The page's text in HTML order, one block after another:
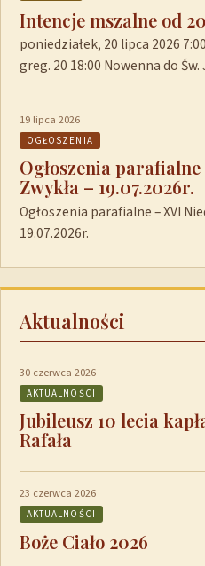
Intencje mszalne od
poniedziałek, 20 lipca 2026
greg. 20 18:00 Nowenna do
19 lipca 2026
OGŁOSZENIA
Ogłoszenia
Zwykła – 19.07.2026r.
Ogłoszenia parafialne – XVI
19.07.2026r.
Aktualności
30 czerwca 2026
AKTUALNOŚCI
Jubileusz 10 lecia
Rafała
23 czerwca 2026
AKTUALNOŚCI
Boże Ciało 2026